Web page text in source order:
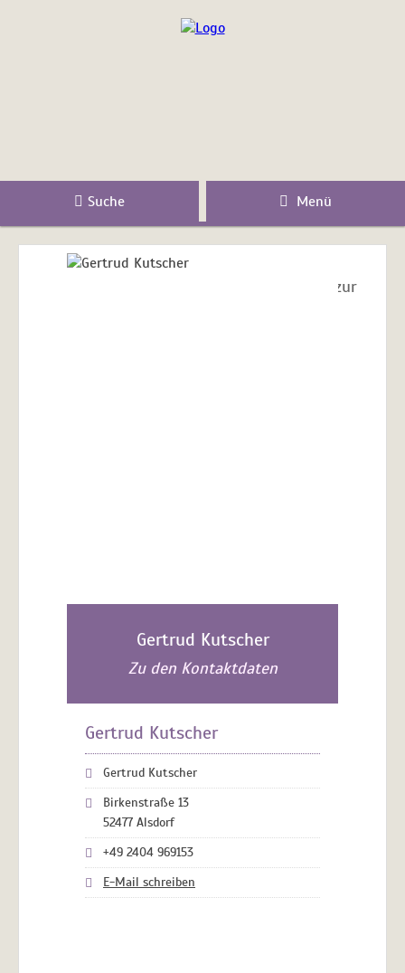
Suche Menü
Gertrud Kutscher
Zu den Kontaktdaten
Gertrud Kutscher
Gertrud Kutscher
Birkenstraße 13
52477 Alsdorf
+49 2404 969153
E-Mail schreiben
zur